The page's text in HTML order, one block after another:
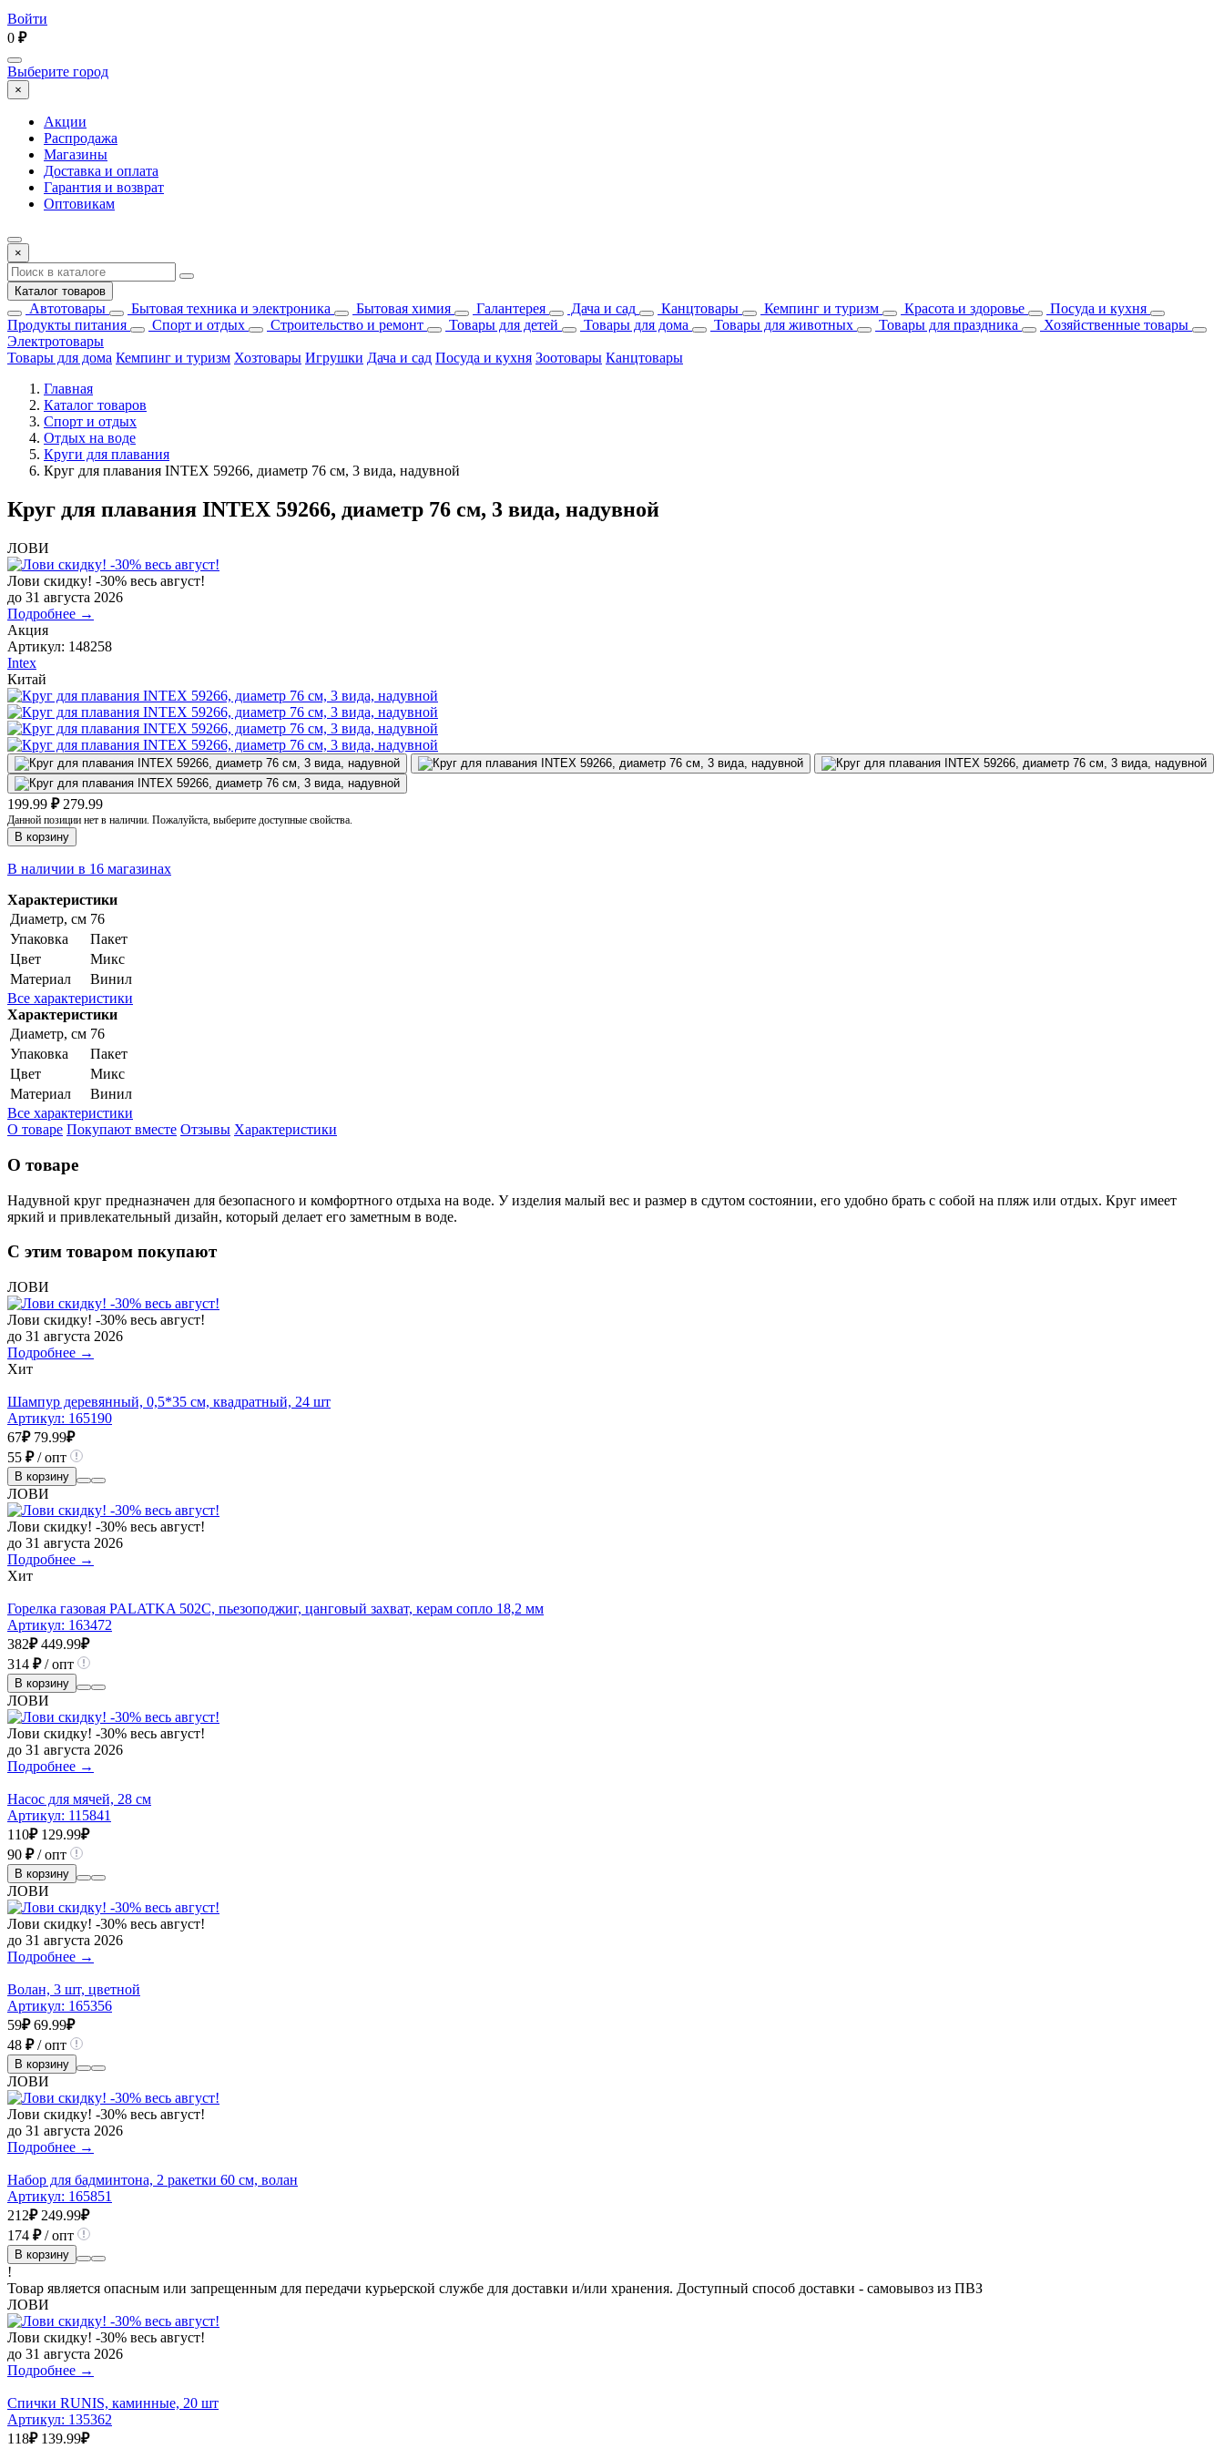
Войти
0 ₽
Выберите город
×
Акции
Распродажа
Магазины
Доставка и оплата
Гарантия и возврат
Оптовикам
×
Каталог товаров
Автотовары Бытовая техника и электроника Бытовая химия Галантерея Дача и сад Канцтовары Кемпинг и туризм Красота и здоровье
Посуда и кухня
Продукты питания
Спорт и отдых Строительство и ремонт Товары для детей Товары для дома Товары для животных Товары для праздника
Хозяйственные товары
Электротовары
Товары для дома Кемпинг и туризм Хозтовары Игрушки Дача и сад Посуда и кухня Зоотовары Канцтовары
Главная
Каталог товаров
Спорт и отдых
Отдых на воде
Круги для плавания
Круг для плавания INTEX 59266, диаметр 76 см, 3 вида, надувной
Круг для плавания INTEX 59266, диаметр 76 см, 3 вида, надувной
ЛОВИ
Лови скидку! -30% весь август!
до 31 августа 2026
Подробнее →
Акция
Артикул: 148258
Intex
Китай
199.99 ₽ 279.99
Данной позиции нет в наличии. Пожалуйста, выберите доступные свойства.
В корзину
В наличии в 16 магазинах
Характеристики
Диаметр, см 76
Упаковка
Пакет
Цвет
Микс
Материал
Винил
Все характеристики
Характеристики
Диаметр, см 76
Упаковка
Пакет
Цвет
Микс
Материал
Винил
Все характеристики
О товаре Покупают вместе Отзывы Характеристики
О товаре
Надувной круг предназначен для безопасного и комфортного отдыха на воде. У изделия малый вес и размер в сдутом состоянии, его удобно брать с собой на пляж или отдых. Круг имеет
яркий и привлекательный дизайн, который делает его заметным в воде.
С этим товаром покупают
ЛОВИ
Лови скидку! -30% весь август!
до 31 августа 2026
Подробнее →
Хит
Шампур деревянный, 0,5*35 см, квадратный, 24 шт
Артикул: 165190
67₽ 79.99₽
55 ₽/ опт
В корзину
ЛОВИ
Лови скидку! -30% весь август!
до 31 августа 2026
Подробнее →
Хит
Горелка газовая PALATKA 502С, пьезоподжиг, цанговый захват, керам сопло 18,2 мм
Артикул: 163472
382₽ 449.99₽
314 ₽/ опт
В корзину
ЛОВИ
Лови скидку! -30% весь август!
до 31 августа 2026
Подробнее →
Насос для мячей, 28 см
Артикул: 115841
110₽ 129.99₽
90 ₽/ опт
В корзину
ЛОВИ
Лови скидку! -30% весь август!
до 31 августа 2026
Подробнее →
Волан, 3 шт, цветной
Артикул: 165356
59₽ 69.99₽
48 ₽/ опт
В корзину
ЛОВИ
Лови скидку! -30% весь август!
до 31 августа 2026
Подробнее →
Набор для бадминтона, 2 ракетки 60 см, волан
Артикул: 165851
212₽ 249.99₽
174 ₽/ опт
В корзину
!
Товар является опасным или запрещенным для передачи курьерской службе для доставки и/или хранения. Доступный способ доставки - самовывоз из ПВЗ
ЛОВИ
Лови скидку! -30% весь август!
до 31 августа 2026
Подробнее →
Спички RUNIS, каминные, 20 шт
Артикул: 135362
118₽ 139.99₽